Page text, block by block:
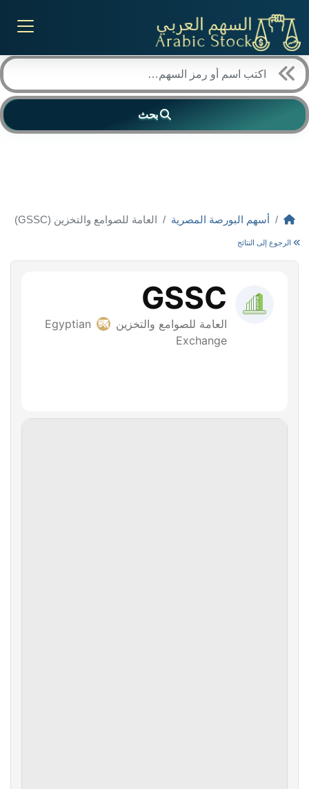
بحث
أسهم البورصة المصرية العامة للصوامع والتخزين (GSSC)
الرجوع إلى النتائج